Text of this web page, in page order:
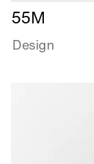
Læs
mere
om
55M
Design